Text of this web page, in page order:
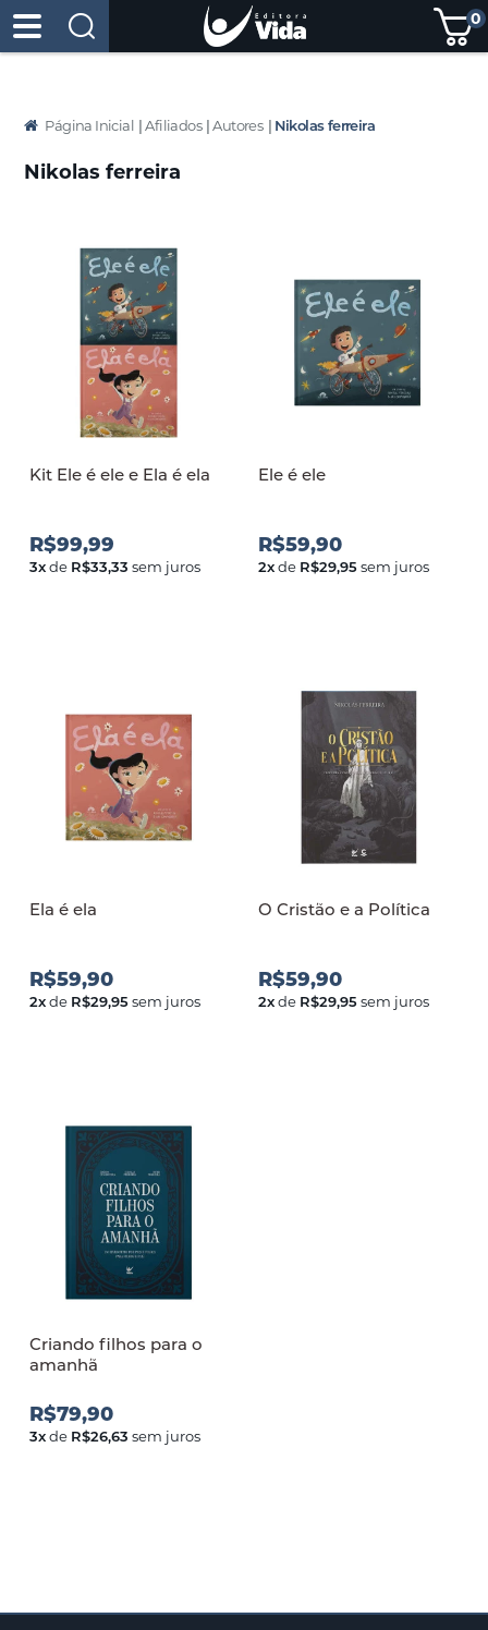
0
Página Inicial | Afiliados | Autores | Nikolas ferreira
Nikolas ferreira
Kit Ele é ele e Ela é ela
R$99,99
3xde R$33,33 sem juros
Ele é ele
R$59,90
2xde R$29,95sem juros
Ela é ela
R$59,90
2xde R$29,95sem juros
O Cristão e a Política
R$59,90
2xde R$29,95sem juros
Criando filhos para o
amanh
R$79,90
3xde R$26,63 sem juros